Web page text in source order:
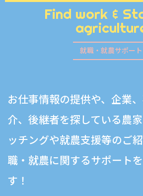
Find work &
就職・就農サポート
お仕事情報の提供や、企業
介、後継者を探している農
ッチングや就農支援等のご
職・就農に関するサポート
す！